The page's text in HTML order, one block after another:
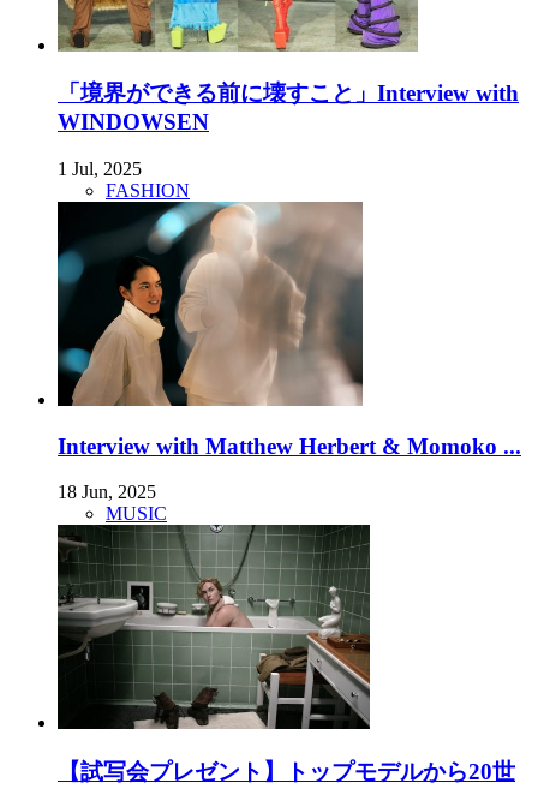
「境界ができる前に壊すこと」Interview with
WINDOWSEN
1 Jul, 2025
FASHION
Interview with Matthew Herbert & Momoko ...
18 Jun, 2025
MUSIC
【試写会プレゼント】トップモデルから20世